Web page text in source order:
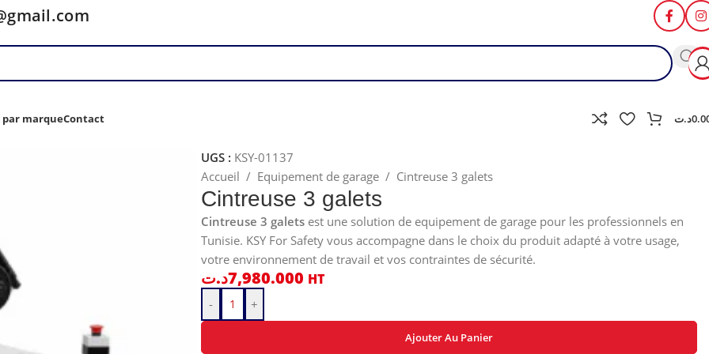
par marqueContact د.ت
UGS : KSY-01137
Accueil / Equipement de garage / Cintreuse 3 galets
Cintreuse 3 galets
Cintreuse 3 galetsest une solution de equipement de garage pour les professionnels en
Tunisie. KSY For Safety vous accompagne dans le choix du produit adapté à votre usage,
votre environnement de travail et vos contraintes de sécurité.
7,980.000د.ت HT
- +
Ajouter Au Panier